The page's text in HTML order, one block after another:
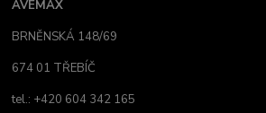
AVEMAX
BRNĚNSKÁ 148/69
674 01 TŘEBÍČ
tel.: +420 604 342 165